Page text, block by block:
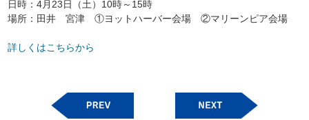
日時：4月23日（土）10時～15時
場所：田井 宮津 ①ヨットハーバー会場 ②マリーンピア会場
詳しくはこちらから